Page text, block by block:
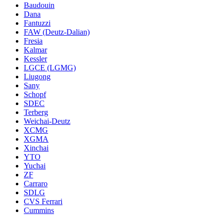
Baudouin
Dana
Fantuzzi
FAW (Deutz-Dalian)
Fresia
Kalmar
Kessler
LGCE (LGMG)
Liugong
Sany
Schopf
SDEC
Terberg
Weichai-Deutz
XCMG
XGMA
Xinchai
YTO
Yuchai
ZF
Carraro
SDLG
CVS Ferrari
Cummins